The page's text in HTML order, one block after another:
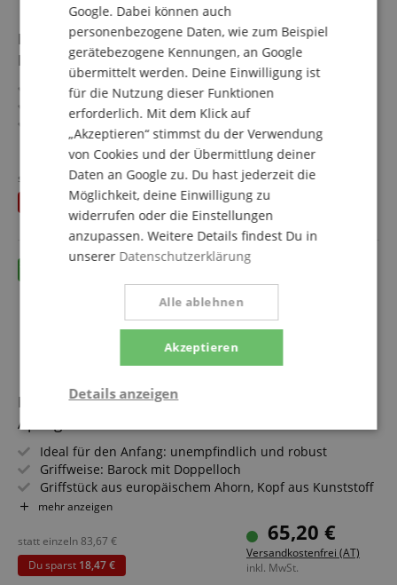
Mollenhauer Fipple "Tere" Sopran Blockflöte Beere
Barock Set
Ideal für den Anfang: unempfindlich und robust
Griffweise: Barock mit Doppelloch
Griffstück aus europäischem Ahorn, Kopf aus Kunststoff
Tonumfang: c2 - d4
Farbe: Beere
Mit Etui, Wischerstab, Grifftabelle, Fipple-Story, -Song & -
Game
Sparset inklusive Flötenschule, Notenständer,
Wollwischer und Zug- & Kork-Fett
mehr anzeigen
65,20 €
Versandkostenfrei (AT)
inkl. MwSt.
statt einzeln83,67€
Du sparst18,47 €
Mollenhauer Fipple "Lere" Sopran Blockflöte
Apfelgrün Barock Set
Ideal für den Anfang: unempfindlich und robust
Griffweise: Barock mit Doppelloch
Griffstück aus europäischem Ahorn, Kopf aus Kunststoff
Tonumfang: c2 - d4
Mit Etui, Wischerstab, Grifftabelle, Fipple-Story, -Song & -
Game
Sparset inklusive Flötenschule, Notenständer,
mehr anzeigen
65,20 €
Versandkostenfrei (AT)
inkl. MwSt.
statt einzeln83,67 €
Du sparst 18,47 €
Google. Dabei können auch
personenbezogene Daten, wie zum Beispiel
gerätebezogene Kennungen, an Google
übermittelt werden. Deine Einwilligung ist
für die Nutzung dieser Funktionen
erforderlich. Mit dem Klick auf
„Akzeptieren“ stimmst du der Verwendung
von Cookies und der Übermittlung deiner
Daten an Google zu. Du hast jederzeit die
Möglichkeit, deine Einwilligung zu
widerrufen oder die Einstellungen
anzupassen. Weitere Details findest Du in
unserer Datenschutzerklärung
Akzeptieren
Alle ablehnen
Details anzeigen
Statistik Marketing Funktional
Statistik Funktional